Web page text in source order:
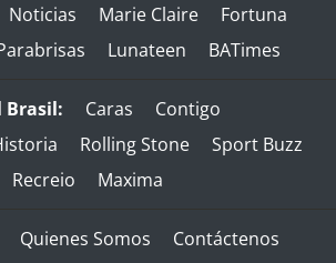
Noticias Marie Claire
Fortuna
Lunateen BATimes
Brasil: Caras
Contigo
Rolling Stone
Sport Buzz
Recreio
Maxima
Quienes Somos
Contáctenos